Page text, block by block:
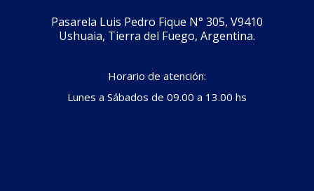
Pasarela Luis Pedro Fique N° 305, V9410
Ushuaia, Tierra del Fuego, Argentina.
Horario de atención:
Lunes a Sábados de 09.00 a 13.00 hs